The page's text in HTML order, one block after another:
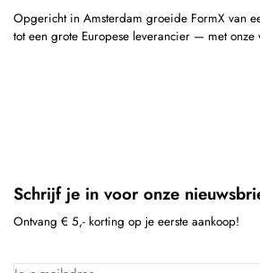
Opgericht in Amsterdam groeide FormX van
tot een grote Europese leverancier — met onze
Schrijf je in voor onze
Ontvang € 5,- korting op je eerste aankoop!